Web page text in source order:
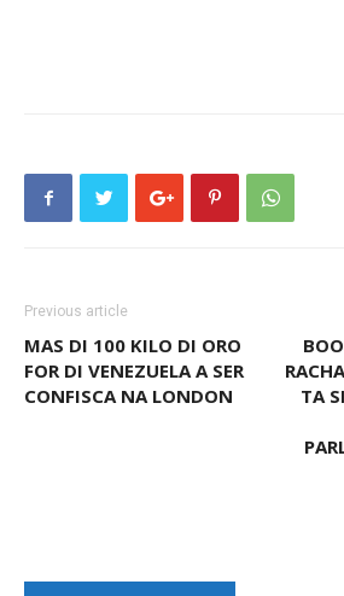
Previous article
MAS DI 100 KILO DI ORO
FOR DI VENEZUELA A SER
CONFISCA NA LONDON
TA